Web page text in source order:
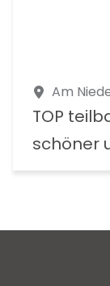
Am
TOP
schöner